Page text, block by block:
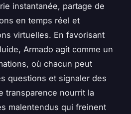
instantanée, partage de
en temps réel et
virtuelles. En favorisant
Armado agit comme un
où chacun peut
questions et signaler des
transparence nourrit la
malentendus qui freinent